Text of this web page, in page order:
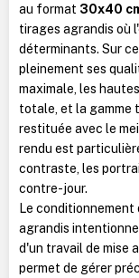
au format 30x40
tirages agrandis où
déterminants. Sur
pleinement ses
maximale, les
totale, et la gamme
restituée avec le
rendu est
contraste, les
contre-jour.
Le conditionnement
agrandis
d'un travail de mise
permet de gérer